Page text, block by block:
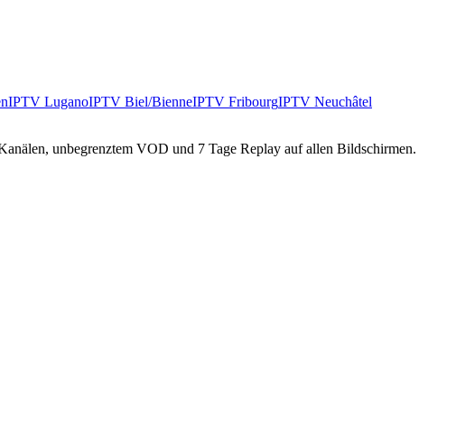
IPTV LuganoIPTV Biel/BienneIPTV FribourgIPTV Neuchâtel
unbegrenztem VOD und 7 Tage Replay auf allen Bildschirmen.